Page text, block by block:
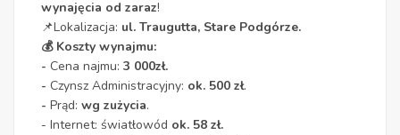
wynajęcia od zaraz!
📌Lokalizacja: ul. Traugutta, Stare Podgórze.
💰 Koszty wynajmu:
- Cena najmu: 3 000zł.
- Czynsz Administracyjny: ok. 500 zł.
- Prąd: wg zużycia.
- Internet: światłowód ok. 58 zł.